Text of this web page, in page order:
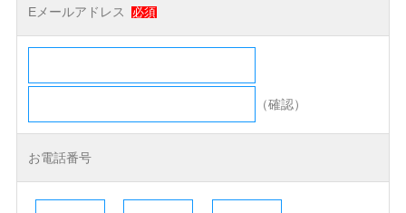
Eメールアドレス 必須
（確認）
お電話番号